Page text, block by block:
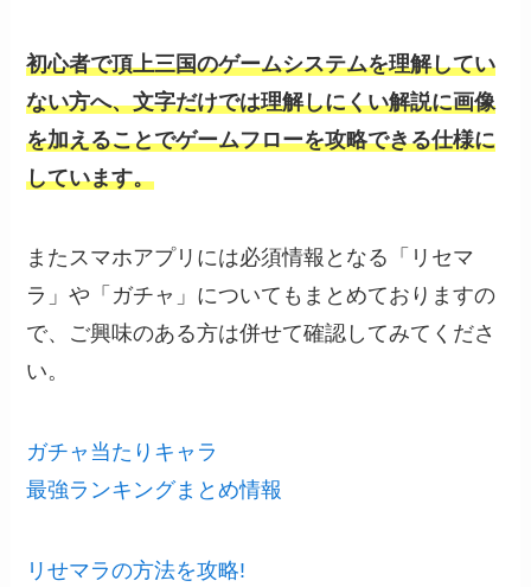
初心者で頂上三国のゲームシステムを理解してい
ない方へ、文字だけでは理解しにくい解説に画像
を加えることでゲームフローを攻略できる仕様に
しています。
またスマホアプリには必須情報となる「リセマ
ラ」や「ガチャ」についてもまとめておりますの
で、ご興味のある方は併せて確認してみてくださ
い。
ガチャ当たりキャラ
最強ランキングまとめ情報
リせマラの方法を攻略!